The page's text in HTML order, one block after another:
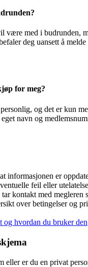
være med i budrunden,
deg uansett å
for meg?
og det er kun
navn og
informasjonen er
feil eller
kontakt med megleren
over betingelser og
og hvordan du bruker den
eller er du en privat